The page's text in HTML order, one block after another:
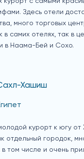
Здесь отели
много торговых
в самих отелях, так в
в Наама-Бей и Сохо.
Хашиш
курорт к югу от
отдельный городок,
в том числе и очень